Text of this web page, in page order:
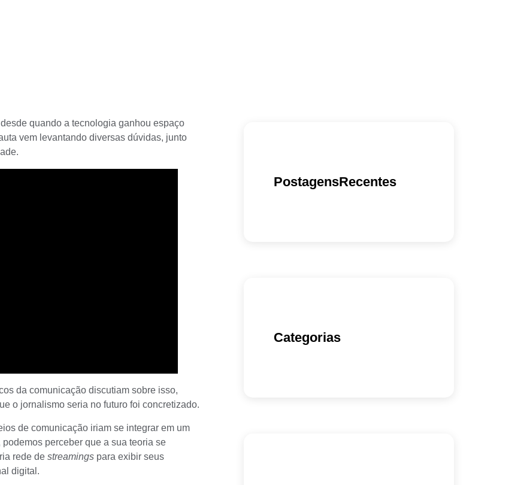
quando a tecnologia ganhou espaço
vem levantando diversas dúvidas, junto
da comunicação discutiam sobre isso,
o jornalismo seria no futuro foi concretizado.
de comunicação iriam se integrar em um
perceber que a sua teoria se
rede de streamings para exibir seus
digital.
PostagensRecentes
Categorias